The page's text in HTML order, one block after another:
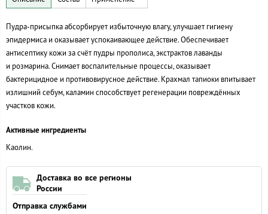
Пудра-присыпка абсорбирует избыточную влагу, улучшает гигиену
эпидермиса и оказывает успокаивающее действие. Обеспечивает
антисептику кожи за счёт пудры прополиса, экстрактов лаванды
и розмарина. Снимает воспалительные процессы, оказывает
бактерицидное и противовирусное действие. Крахмал тапиоки впитывает
излишний себум, каламин способствует регенерации повреждённых
участков кожи.
Активные ингредиенты
Каолин.
Доставка во все регионы
России
Отправка службами